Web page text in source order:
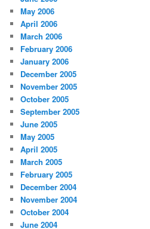
May 2006
April 2006
March 2006
February 2006
January 2006
December 2005
November 2005
October 2005
September 2005
June 2005
May 2005
April 2005
March 2005
February 2005
December 2004
November 2004
October 2004
June 2004